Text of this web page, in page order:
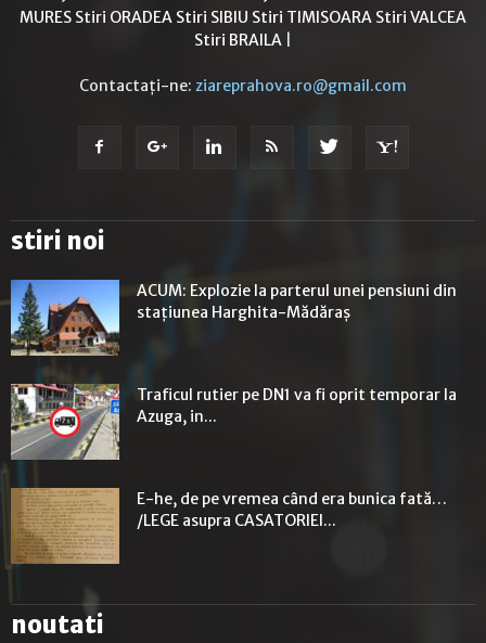
MURES Stiri ORADEA Stiri SIBIU Stiri TIMISOARA Stiri VALCEA
Stiri BRAILA
Contactați-ne: ziareprahova.ro@gmail.com
stiri noi
ACUM: Explozie la parterul unei pensiuni din
stațiunea Harghita-Mădăraș
Traficul rutier pe DN1 va fi oprit temporar la
Azuga, in...
E-he, de pe vremea când era bunica fată…
/LEGE asupra CASATORIEI...
noutati